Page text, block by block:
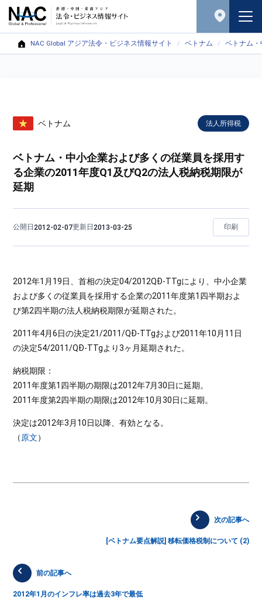
NAC Global アジア法令・ビジネス情報サイト ベトナム ベトナム・
ベトナム 法人所得税
ベトナム・中小企業および多くの従業員を採用す
る企業の2011年度Q1及びQ2の法人税納税期限が
延期
公開日2012-02-07更新日2013-03-25 印刷
2012年1月19日、首相の決定04/2012QĐ-TTgにより、中小企業
および多くの従業員を採用する企業の2011年度第1四半期およ
び第2四半期の法人税納税期限が延期された。
2011年4月6日の決定21/2011/QĐ-TTgおよび2011年10月11日
の決定54/2011/QĐ-TTgより3ヶ月延期された。
納税期限：
2011年度第1四半期の期限は2012年7月30日に延期。
2011年度第2四半期の期限は2012年10月30日に延期。
決定は2012年3月10日以降、有効となる。
（ 原文）
次の記事へ
[ベトナム要点解説] 移転価格税制について (2)
前の記事へ
2012年1月のインフレ率は過去3年で最低